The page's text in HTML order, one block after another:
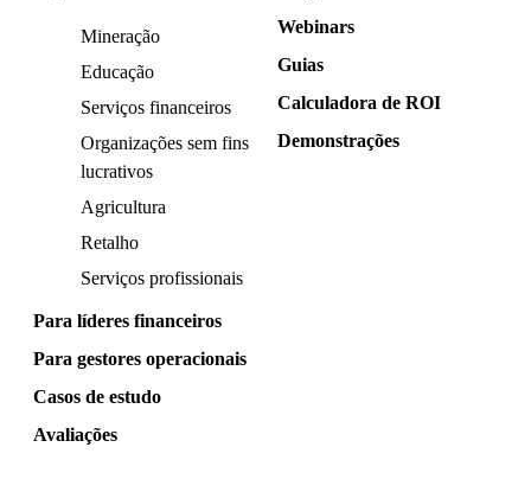
Mineração
Educação
Serviços financeiros
Organizações sem fins
lucrativos
Agricultura
Retalho
Serviços profissionais
Para líderes financeiros
Para gestores operacionais
Casos de estudo
Avaliações
Webinars
Guias
Calculadora de ROI
Demonstrações